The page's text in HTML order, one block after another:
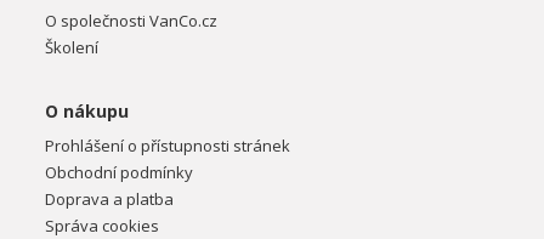
O společnosti VanCo.cz
Školení
O nákupu
Prohlášení o přístupnosti stránek
Obchodní podmínky
Doprava a platba
Správa cookies